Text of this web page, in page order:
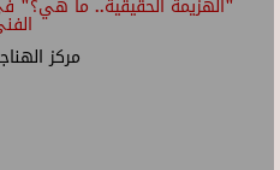
"الهزيمة الحقيقية.. ما هي؟"
مركز